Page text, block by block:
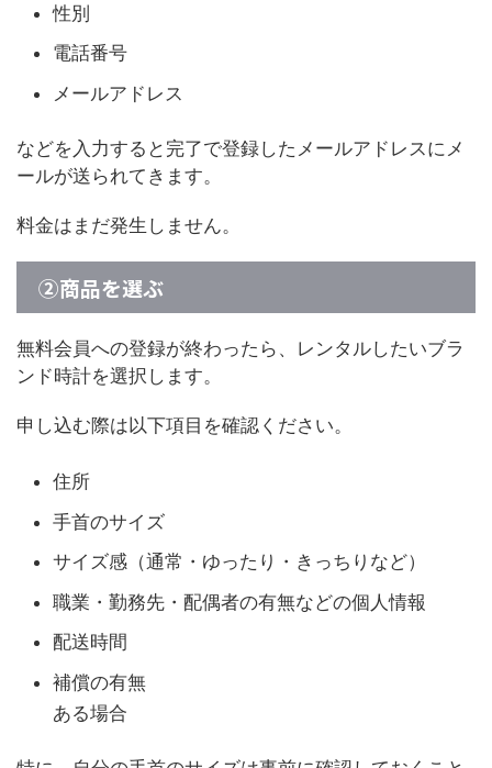
性別
電話番号
メールアドレス
などを入力すると完了で登録したメールアドレスにメ
ールが送られてきます。
料金はまだ発生しません。
②商品を選ぶ
無料会員への登録が終わったら、レンタルしたいブラ
ンド時計を選択します。
申し込む際は以下項目を確認ください。
住所
手首のサイズ
サイズ感（通常・ゆったり・きっちりなど）
職業・勤務先・配偶者の有無などの個人情報
配送時間
補償の有無
ある場合